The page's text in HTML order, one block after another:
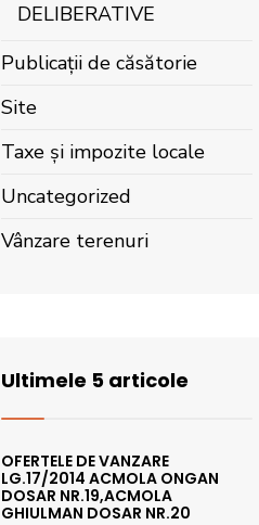
DELIBERATIVE
Publicații de căsătorie
Site
Taxe și impozite locale
Uncategorized
Vânzare terenuri
Ultimele 5 articole
OFERTELE DE VANZARE
LG.17/2014 ACMOLA ONGAN
DOSAR NR.19,ACMOLA
GHIULMAN DOSAR NR.20